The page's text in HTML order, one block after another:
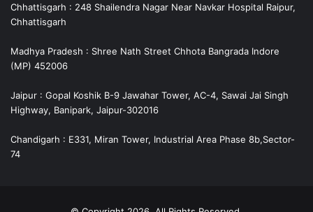
Chhattisgarh : 248 Shailendra Nagar Near Navkar Hospital Raipur,
Chhattisgarh
Madhya Pradesh : Shree Nath Street Chhota Bangrada Indore
(MP) 452006
Jaipur : Gopal Koshik B-9 Jawahar Tower, AC-4, Sawai Jai Singh
Highway, Banipark, Jaipur-302016
Chandigarh : E331, Miran Tower, Industrial Area Phase 8b,Sector-
74